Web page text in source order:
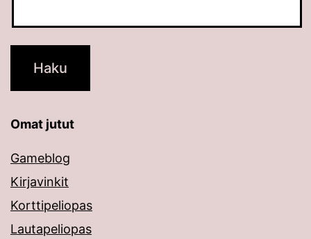
Omat jutut
Gameblog
Kirjavinkit
Korttipeliopas
Lautapeliopas